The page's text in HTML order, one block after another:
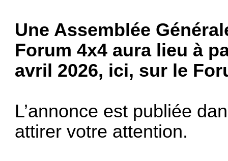
Une Assemblée
Forum 4x4 aura lieu à
avril 2026, ici, sur le
L’annonce est publiée
attirer votre attention.